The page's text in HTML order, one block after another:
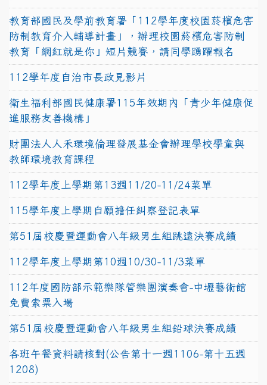
教育部國民及學前教育署「112學年度校園菸檳危害
防制教育介入輔導計畫」，辦理校園菸檳危害防制
教育「網紅就是你」短片競賽，請同學踴躍報名
112學年度自治市長政見影片
衛生福利部國民健康署115年效期內「青少年健康促
進服務友善機構」
財團法人人禾環境倫理發展基金會辦理學校學童與
教師環境教育課程
112學年度上學期第13週11/20-11/24菜單
115學年度上學期自願擔任糾察登記表單
第51屆校慶暨運動會八年級男生組跳遠決賽成績
112學年度上學期第10週10/30-11/3菜單
112年度國防部示範樂隊管樂團演奏會-中壢藝術館
免費索票入場
第51屆校慶暨運動會八年級男生組鉛球決賽成績
各班午餐資料請核對(公告第十一週1106-第十五週
1208)